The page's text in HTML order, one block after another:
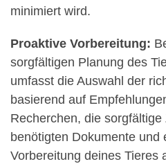
minimiert wird.
Proaktive Vorbereitung:
sorgfältigen Planung des
umfasst die Auswahl der
basierend auf
Recherchen, die
benötigten Dokumente und
Vorbereitung deines Tieres